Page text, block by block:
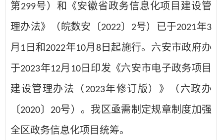
第299号）和《安徽省政务信息化项目建设管
理办法》（皖数安〔 2022〕 2号）已于2021年3
月 1 日和 2022年10月 8日起施行。六安市政府办
于2023年12月 10日 印发《六安市电子政务项目
建设管理办法（ 2023年修订版）》（六政办
〔 2020 〕 20号）。我区亟需制定规章制度加强
全区政务信息化项目统筹。